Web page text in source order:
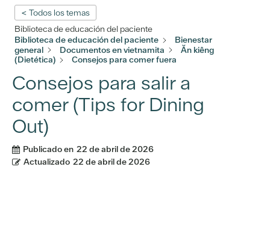
< Todos los temas
Biblioteca de educación del paciente
Biblioteca de educación del paciente
Bienestar
general
Documentos en vietnamita
Ăn kiêng
(Dietética)
Consejos para comer fuera
Consejos para salir a
comer (Tips for Dining
Out)
Publicado en 22 de abril de 2026
Actualizado 22 de abril de 2026